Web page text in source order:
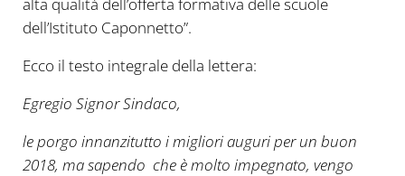
dell’Istituto Caponnetto”.
Ecco il testo integrale della lettera:
Egregio Signor Sindaco,
le porgo innanzitutto i migliori auguri per un buon
2018, ma sapendo che è molto impegnato, vengo